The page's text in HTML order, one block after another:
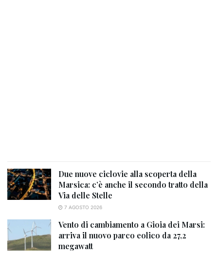
Due nuove ciclovie alla scoperta della
Marsica: c’è anche il secondo tratto della
Via delle Stelle
7 AGOSTO 2026
Vento di cambiamento a Gioia dei Marsi:
arriva il nuovo parco eolico da 27,2
megawatt